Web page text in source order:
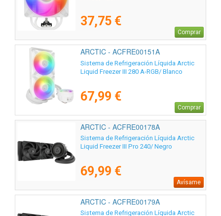
37,75 €
Comprar
ARCTIC - ACFRE00151A
Sistema de Refrigeración Líquida Arctic
Liquid Freezer III 280 A-RGB/ Blanco
67,99 €
Comprar
ARCTIC - ACFRE00178A
Sistema de Refrigeración Líquida Arctic
Liquid Freezer III Pro 240/ Negro
69,99 €
Avísame
ARCTIC - ACFRE00179A
Sistema de Refrigeración Líquida Arctic